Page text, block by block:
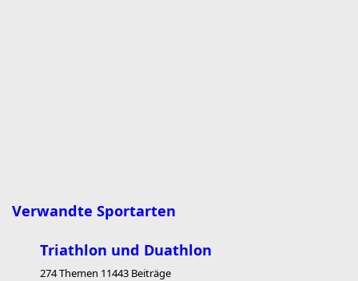
Verwandte Sportarten
Triathlon und Duathlon
274 Themen 11443 Beiträge